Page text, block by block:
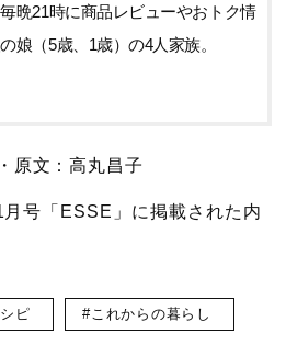
晩21時に商品レビューやおトク情
娘（5歳、1歳）の4人家族。
原文：高丸昌子
号「ESSE」に掲載された内
ピ #これからの暮らし